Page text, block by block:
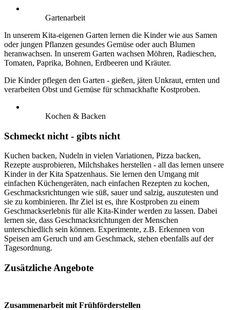
Gartenarbeit
In unserem Kita-eigenen Garten lernen die Kinder wie aus Samen
oder jungen Pflanzen gesundes Gemüse oder auch Blumen
heranwachsen. In unserem Garten wachsen Möhren, Radieschen,
Tomaten, Paprika, Bohnen, Erdbeeren und Kräuter.
Die Kinder pflegen den Garten - gießen, jäten Unkraut, ernten und
verarbeiten Obst und Gemüse für schmackhafte Kostproben.
Kochen & Backen
Schmeckt nicht - gibts nicht
Kuchen backen, Nudeln in vielen Variationen, Pizza backen,
Rezepte ausprobieren, Milchshakes herstellen - all das lernen unsere
Kinder in der Kita Spatzenhaus. Sie lernen den Umgang mit
einfachen Küchengeräten, nach einfachen Rezepten zu kochen,
Geschmacksrichtungen wie süß, sauer und salzig, auszutesten und
sie zu kombinieren. Ihr Ziel ist es, ihre Kostproben zu einem
Geschmackserlebnis für alle Kita-Kinder werden zu lassen. Dabei
lernen sie, dass Geschmacksrichtungen der Menschen
unterschiedlich sein können. Experimente, z.B. Erkennen von
Speisen am Geruch und am Geschmack, stehen ebenfalls auf der
Tagesordnung.
Zusätzliche Angebote
Zusammenarbeit mit Frühförderstellen